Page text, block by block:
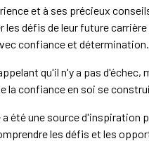
et à ses précieux
les défis de leur future
confiance et détermination.
qu'il n'y a pas
la confiance en soi se
été une source d'inspiration
les défis et les